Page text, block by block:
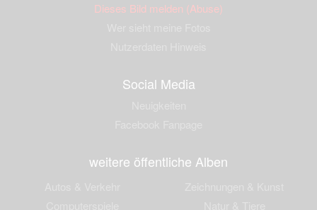
Dieses Bild melden (Abuse)
Social Media
weitere öffentliche Alben